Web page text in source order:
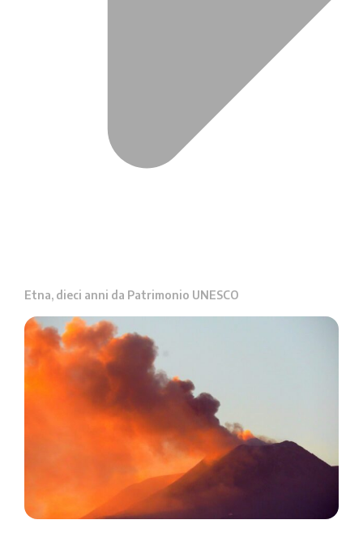
Etna, dieci anni da Patrimonio UNESCO